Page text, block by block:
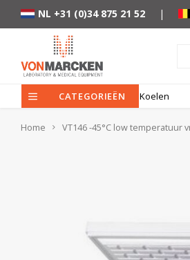
NL +31 (0)34 875 21 52 |
CATEGORIEËN Koelen
Home VT146 -45°C low temperatuur